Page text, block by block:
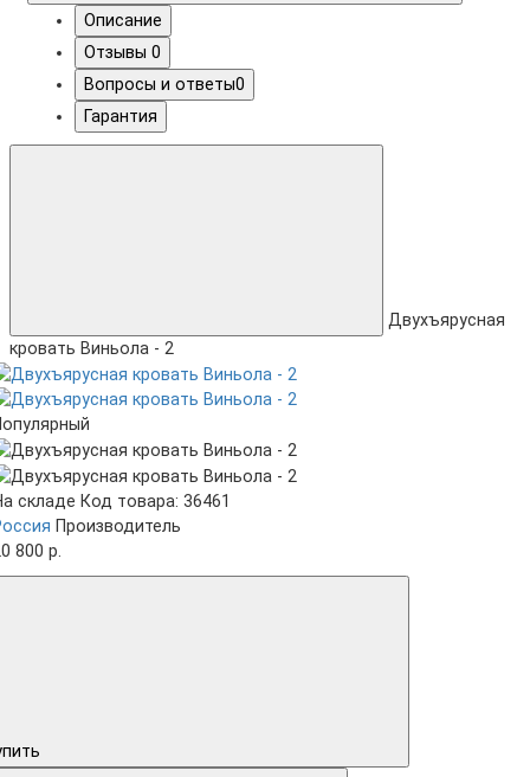
Описание
Отзывы 0
Вопросы и ответы0
Гарантия
Двухъярусная
кровать Виньола - 2
складе Код товара: 36461
Производитель
800 р.